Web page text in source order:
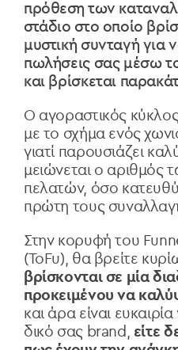
πρόθεση των
στάδιο στο οποίο
μυστική συνταγή για
πωλήσεις σας μέσω
και βρίσκεται
Ο αγοραστικός
με το σχήμα ενός
γιατί παρουσιάζει
μειώνεται ο αριθμός
πελατών, όσο
πρώτη τους
Στην κορυφή του
(ToFu), θα βρείτε
βρίσκονται σε μία
προκειμένου να
και άρα είναι
δικό σας brand, είτε